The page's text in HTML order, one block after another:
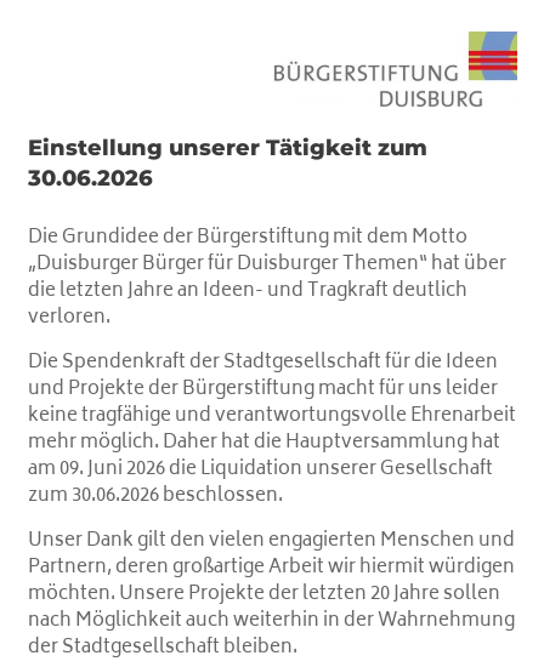
Einstellung unserer Tätigkeit zum
30.06.2026
Die Grundidee der Bürgerstiftung mit dem Motto
„Duisburger Bürger für Duisburger Themen“ hat über
die letzten Jahre an Ideen- und Tragkraft deutlich
verloren.
Die Spendenkraft der Stadtgesellschaft für die Ideen
und Projekte der Bürgerstiftung macht für uns leider
keine tragfähige und verantwortungsvolle Ehrenarbeit
mehr möglich. Daher hat die Hauptversammlung hat
am 09. Juni 2026 die Liquidation unserer Gesellschaft
zum 30.06.2026 beschlossen.
Unser Dank gilt den vielen engagierten Menschen und
Partnern, deren großartige Arbeit wir hiermit würdigen
möchten. Unsere Projekte der letzten 20 Jahre sollen
nach Möglichkeit auch weiterhin in der Wahrnehmung
der Stadtgesellschaft bleiben.